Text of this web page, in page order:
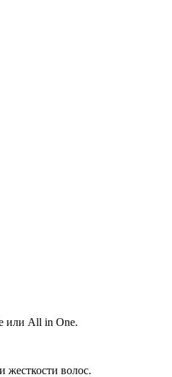
или All in One.
жесткости волос.